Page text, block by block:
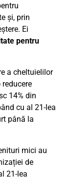
și, prin
Ei
pentru
a cheltuielilor
14% din
cu al 21-lea
până la
mici au
de
21-lea